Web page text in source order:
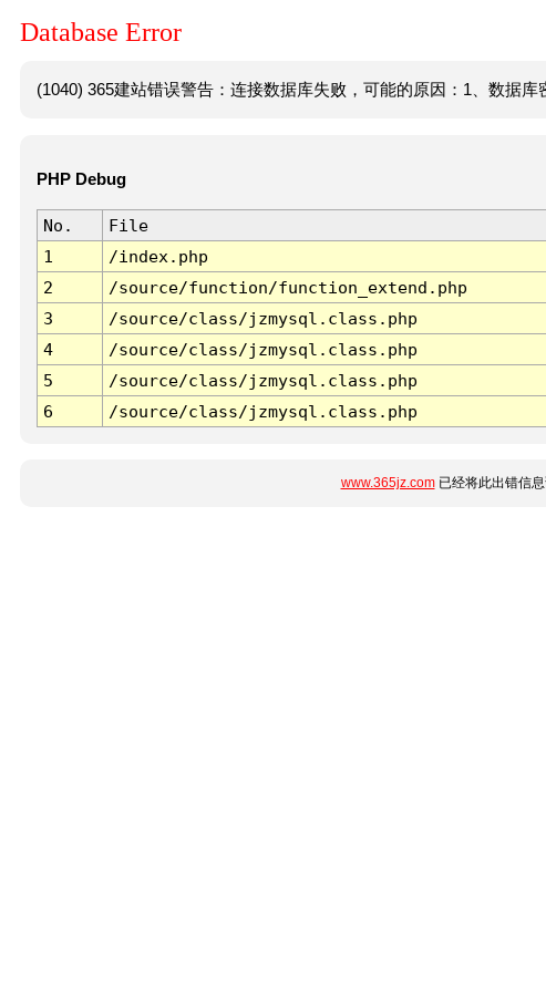
Database Error
(1040) 365建站错误警告：连接数据库失败，可能的原因：1、数据库
PHP Debug
No. File
1
/index.php
2
/source/function/function_extend.php
3
/source/class/jzmysql.class.php
4
/source/class/jzmysql.class.php
5
/source/class/jzmysql.class.php
6
/source/class/jzmysql.class.php
www.365jz.com已经将此出错信